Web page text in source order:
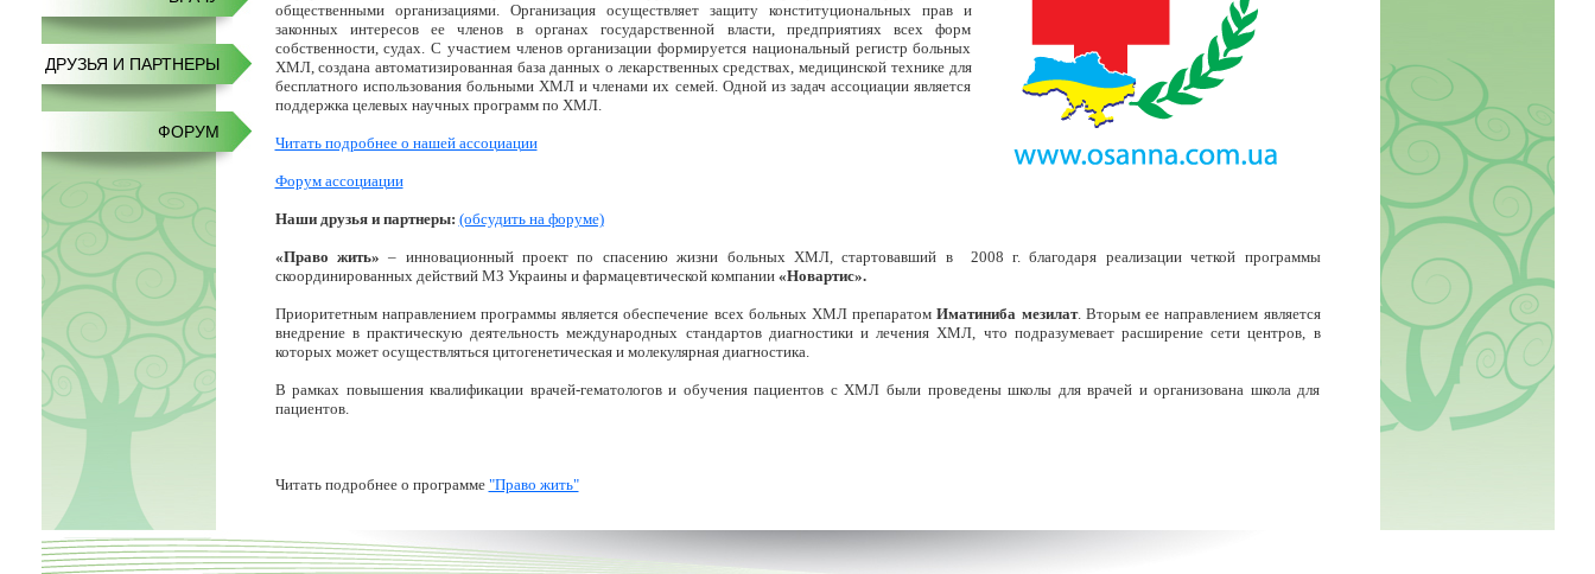
ДРУЗЬЯ И ПАРТНЕРЫ
ФОРУМ
общественными организациями. Организация осуществляет защиту конституциональных прав и
законных интересов ее членов в органах государственной власти, предприятиях всех форм
собственности, судах. С участием членов организации формируется национальный регистр больных
ХМЛ, создана автоматизированная база данных о лекарственных средствах, медицинской технике для
бесплатного использования больными ХМЛ и членами их семей. Одной из задач ассоциации является
поддержка целевых научных программ по ХМЛ.
Читать подробнее о нашей ассоциации
Форум ассоциации
Наши друзья и партнеры: (обсудить на форуме)
«Право жить»– инновационный проект по спасению жизни больных ХМЛ, стартовавший в 2008 г. благодаря реализации четкой программы
скоординированных действий МЗ Украины и фармацевтической компании «Новартис».
Приоритетным направлением программы является обеспечение всех больных ХМЛ препаратомИматиниба мезилат. Вторым ее направлением является
внедрение в практическую деятельность международных стандартов диагностики и лечения ХМЛ, что подразумевает расширение сети центров, в
которых может осуществляться цитогенетическая и молекулярная диагностика.
В рамках повышения квалификации врачей-гематологов и обучения пациентов с ХМЛ были проведены школы для врачей и организована школа для
пациентов.
Читать подробнее о программе "Право жить"